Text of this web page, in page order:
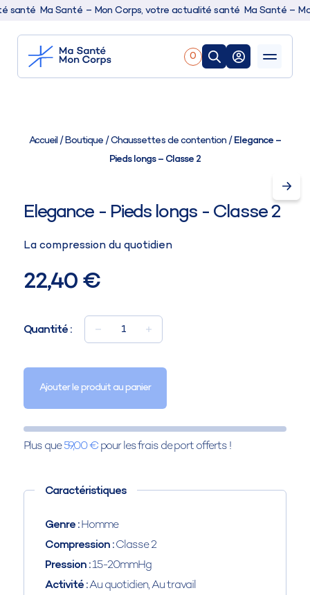
Ma Santé – Mon Corps, votre actualité santé Ma Santé –
0
Boutique
Conseils & actualités
Accueil/Boutique/Chaussettes de contention/Elegance –
Pieds longs – Classe 2
Elegance - Pieds longs - Classe 2
La compression du quotidien
22,40 €
Quantité : 1
Ajouter le produit au panier
Plus que59,00 €pour les frais de port offerts !
Caractéristiques
Genre :Homme
Compression :Classe 2
Pression :15-20mmHg
Activité :Au quotidien, Au travail